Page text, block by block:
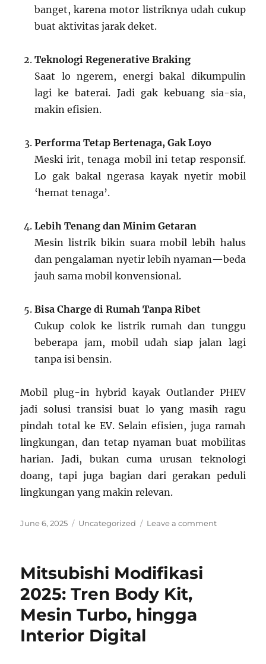
banget, karena motor listriknya udah cukup
buat aktivitas jarak deket.
Teknologi Regenerative Braking
Saat lo ngerem, energi bakal dikumpulin
lagi ke baterai. Jadi gak kebuang sia-sia,
makin efisien.
Performa Tetap Bertenaga, Gak Loyo
Meski irit, tenaga mobil ini tetap responsif.
Lo gak bakal ngerasa kayak nyetir mobil
‘hemat tenaga’.
Lebih Tenang dan Minim Getaran
Mesin listrik bikin suara mobil lebih halus
dan pengalaman nyetir lebih nyaman—beda
jauh sama mobil konvensional.
Bisa Charge di Rumah Tanpa Ribet
Cukup colok ke listrik rumah dan tunggu
beberapa jam, mobil udah siap jalan lagi
tanpa isi bensin.
Mobil plug-in hybrid kayak Outlander PHEV
jadi solusi transisi buat lo yang masih ragu
pindah total ke EV. Selain efisien, juga ramah
lingkungan, dan tetap nyaman buat mobilitas
harian. Jadi, bukan cuma urusan teknologi
doang, tapi juga bagian dari gerakan peduli
lingkungan yang makin relevan.
Posted
June 6, 2025 Categories
Uncategorized Leave a commenton
Mitsubishi Modifikasi
2025: Tren Body Kit,
Mesin Turbo, hingga
Interior Digital